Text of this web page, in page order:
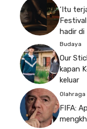
‘Itu
hadir di
Budaya
Our
kapan
keluar
Olahraga
FIFA: